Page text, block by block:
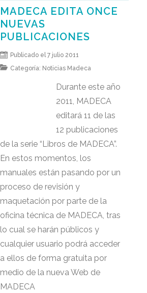
MADECA EDITA ONCE
NUEVAS
PUBLICACIONES
Publicado el 7 julio 2011
Categoría: Noticias Madeca
Durante este año
2011, MADECA
editará 11 de las
12 publicaciones
de la serie “Libros de MADECA”.
En estos momentos, los
manuales están pasando por un
proceso de revisión y
maquetación por parte de la
oficina técnica de MADECA, tras
lo cual se harán públicos y
cualquier usuario podrá acceder
a ellos de forma gratuita por
medio de la nueva Web de
MADECA